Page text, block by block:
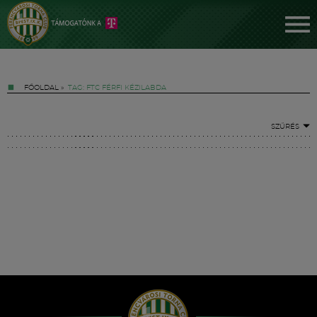
FŐOLDAL » TAG: FTC FÉRFI KÉZILABDA
SZŰRÉS
Hírek